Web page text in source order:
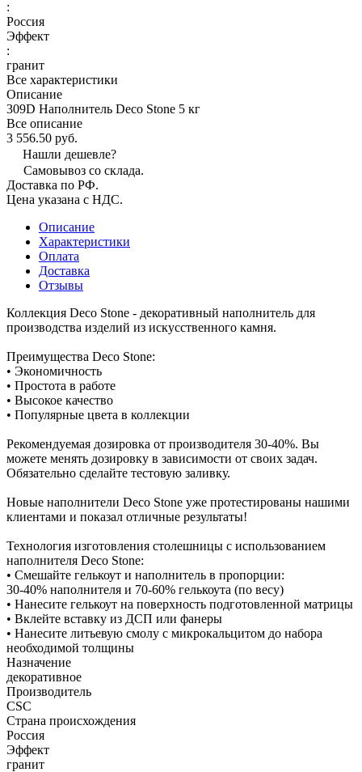
:
Россия
Эффект
:
гранит
Все характеристики
Описание
309D Наполнитель Deco Stone 5 кг
Все описание
3 556.50 руб.
Нашли дешевле?
Самовывоз со склада.
Доставка по РФ.
Цена указана с НДС.
Описание
Характеристики
Оплата
Доставка
Отзывы
Коллекция Deco Stone - декоративный наполнитель для
производства изделий из искусственного камня.
Преимущества Deco Stone:
• Экономичность
• Простота в работе
• Высокое качество
• Популярные цвета в коллекции
Рекомендуемая дозировка от производителя 30-40%. Вы
можете менять дозировку в зависимости от своих задач.
Обязательно сделайте тестовую заливку.
Новые наполнители Deco Stone уже протестированы нашими
клиентами и показал отличные результаты!
Технология изготовления столешницы с использованием
наполнителя Deco Stone:
• Смешайте гелькоут и наполнитель в пропорции:
30-40% наполнителя и 70-60% гелькоута (по весу)
• Нанесите гелькоут на поверхность подготовленной матрицы
• Вклейте вставку из ДСП или фанеры
• Нанесите литьевую смолу с микрокальцитом до набора
необходимой толщины
Назначение
декоративное
Производитель
CSC
Страна происхождения
Россия
Эффект
гранит